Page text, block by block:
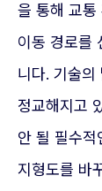
을 통해 교통
이동 경로를
니다. 기술의
정교해지고
안 될 필수적
지형도를 바